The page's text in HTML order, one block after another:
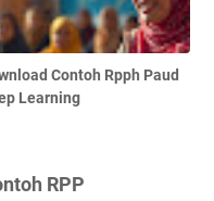
Contoh Rpph Paud
Learning
RPP